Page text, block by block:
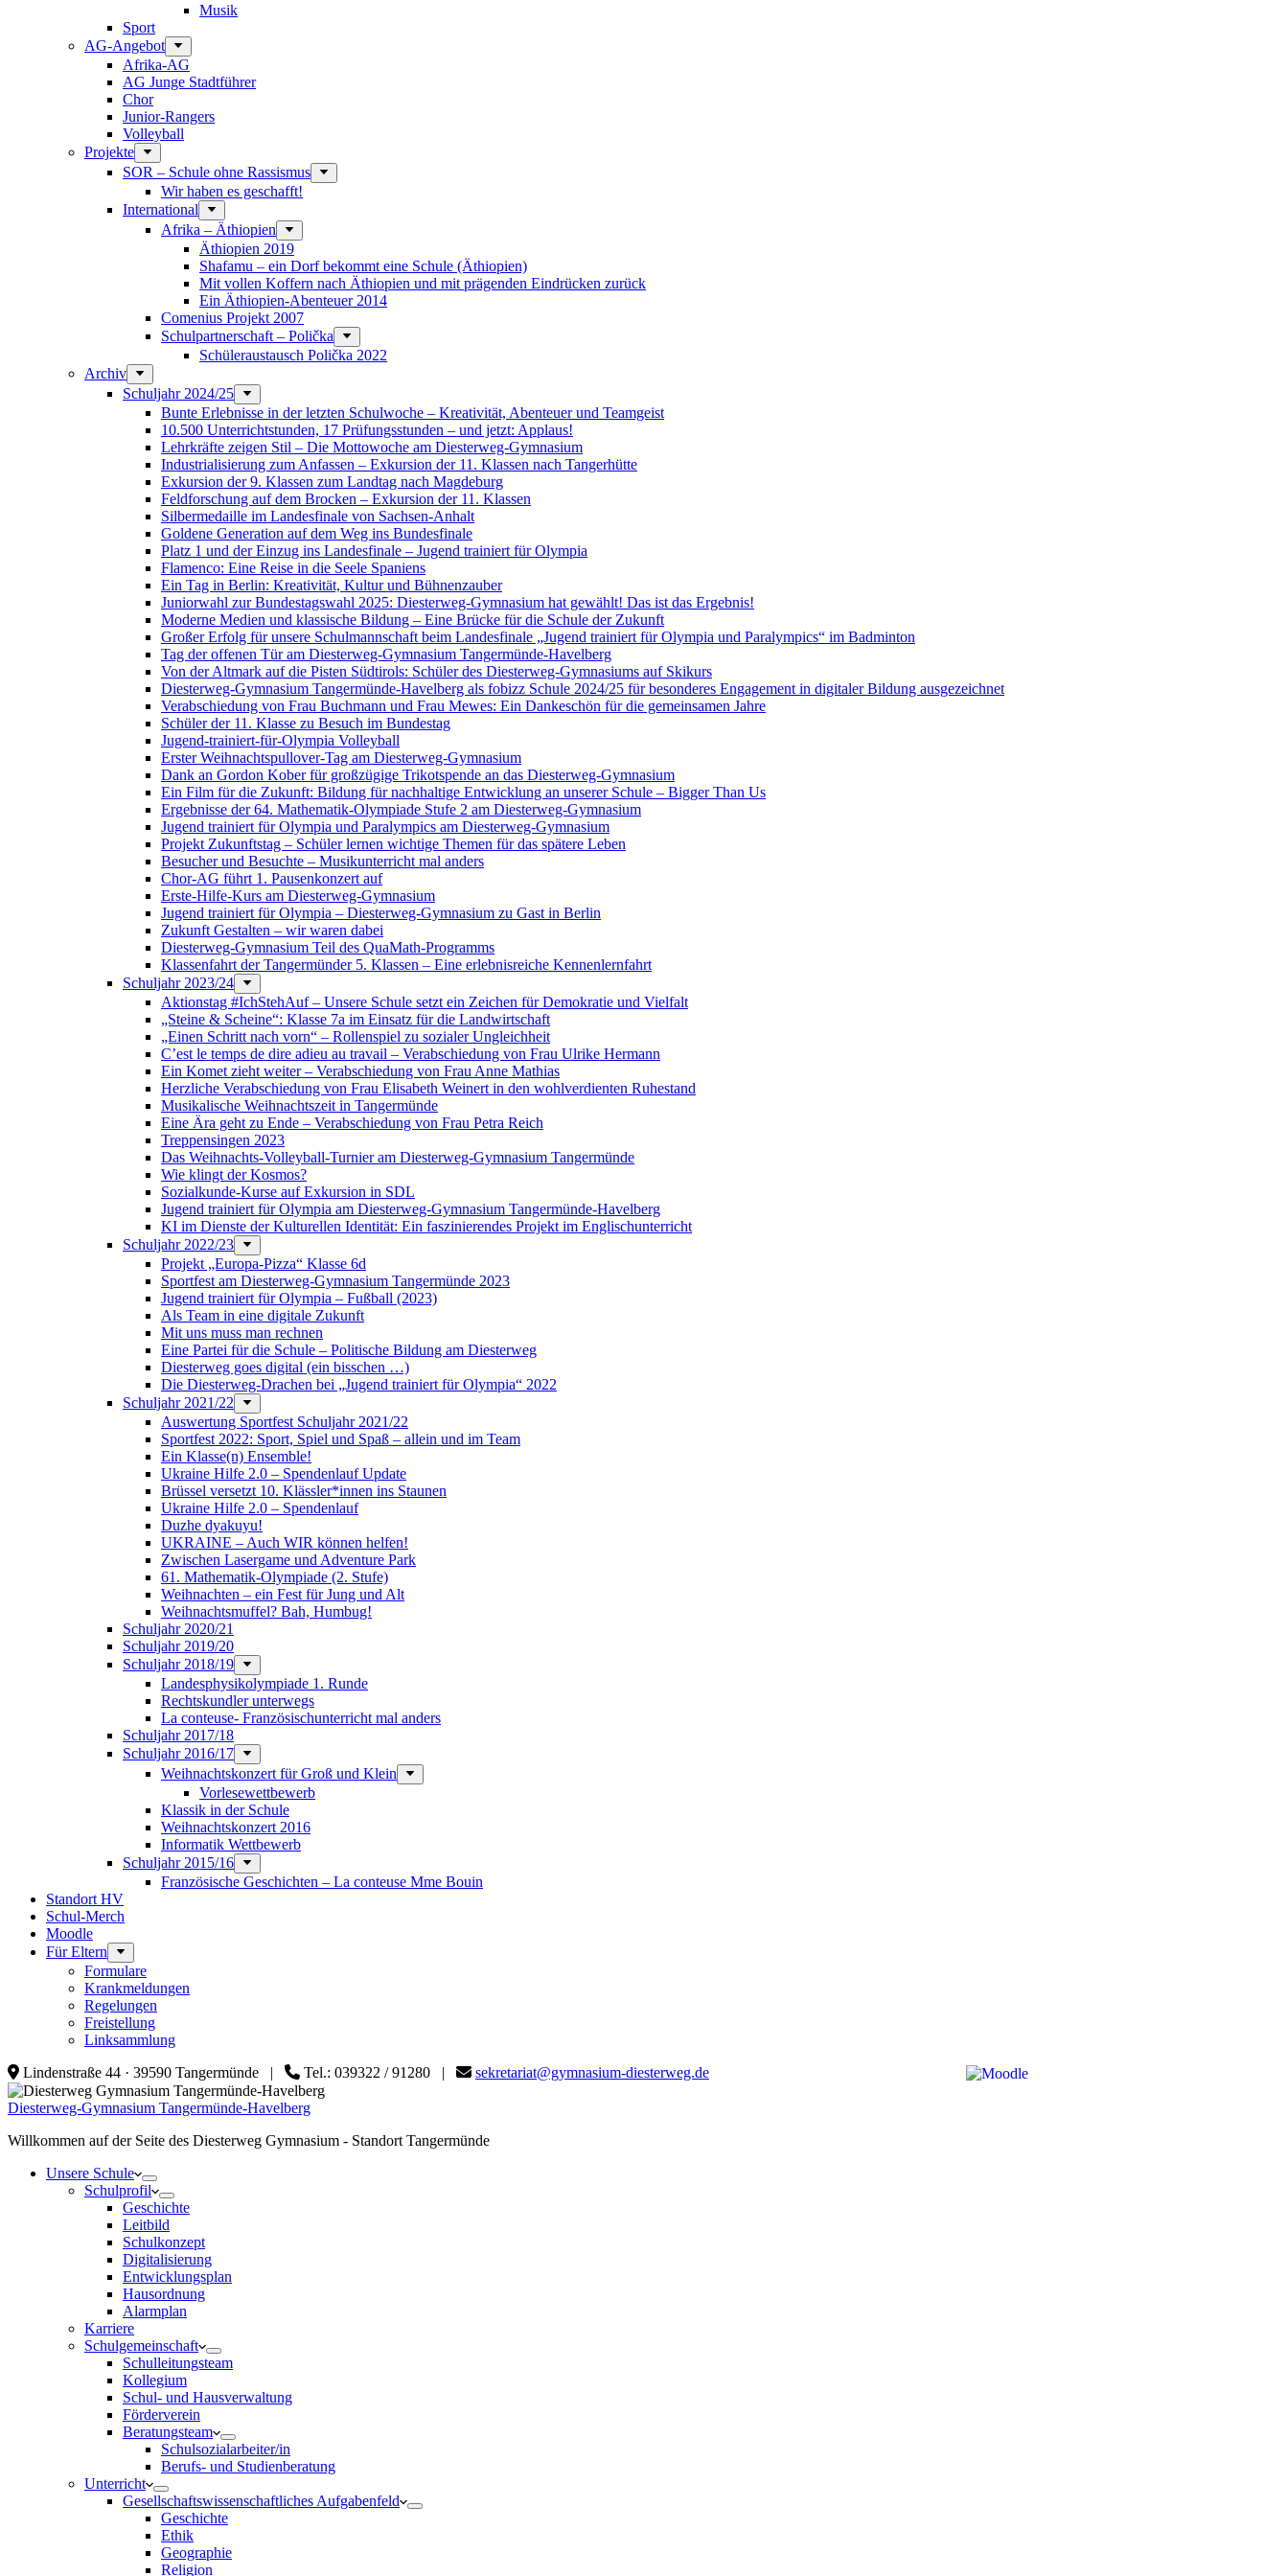
Musik
Sport
AG-Angebot
Afrika-AG
AG Junge Stadtführer
Chor
Junior-Rangers
Volleyball
Projekte
SOR – Schule ohne Rassismus
Wir haben es geschafft!
International
Afrika – Äthiopien
Äthiopien 2019
Shafamu – ein Dorf bekommt eine Schule (Äthiopien)
Mit vollen Koffern nach Äthiopien und mit prägenden Eindrücken zurück
Ein Äthiopien-Abenteuer 2014
Comenius Projekt 2007
Schulpartnerschaft – Polička
Schüleraustausch Polička 2022
Archiv
Schuljahr 2024/25
Bunte Erlebnisse in der letzten Schulwoche – Kreativität, Abenteuer und Teamgeist
10.500 Unterrichtstunden, 17 Prüfungsstunden – und jetzt: Applaus!
Lehrkräfte zeigen Stil – Die Mottowoche am Diesterweg-Gymnasium
Industrialisierung zum Anfassen – Exkursion der 11. Klassen nach Tangerhütte
Exkursion der 9. Klassen zum Landtag nach Magdeburg
Feldforschung auf dem Brocken – Exkursion der 11. Klassen
Silbermedaille im Landesfinale von Sachsen-Anhalt
Goldene Generation auf dem Weg ins Bundesfinale
Platz 1 und der Einzug ins Landesfinale – Jugend trainiert für Olympia
Flamenco: Eine Reise in die Seele Spaniens
Ein Tag in Berlin: Kreativität, Kultur und Bühnenzauber
Juniorwahl zur Bundestagswahl 2025: Diesterweg-Gymnasium hat gewählt! Das ist das Ergebnis!
Moderne Medien und klassische Bildung – Eine Brücke für die Schule der Zukunft
Großer Erfolg für unsere Schulmannschaft beim Landesfinale „Jugend trainiert für Olympia und Paralympics“ im Badminton
Tag der offenen Tür am Diesterweg-Gymnasium Tangermünde-Havelberg
Von der Altmark auf die Pisten Südtirols: Schüler des Diesterweg-Gymnasiums auf Skikurs
Diesterweg-Gymnasium Tangermünde-Havelberg als fobizz Schule 2024/25 für besonderes Engagement in digitaler Bildung ausgezeichnet
Verabschiedung von Frau Buchmann und Frau Mewes: Ein Dankeschön für die gemeinsamen Jahre
Schüler der 11. Klasse zu Besuch im Bundestag
Jugend-trainiert-für-Olympia Volleyball
Erster Weihnachtspullover-Tag am Diesterweg-Gymnasium
Dank an Gordon Kober für großzügige Trikotspende an das Diesterweg-Gymnasium
Ein Film für die Zukunft: Bildung für nachhaltige Entwicklung an unserer Schule – Bigger Than Us
Ergebnisse der 64. Mathematik-Olympiade Stufe 2 am Diesterweg-Gymnasium
Jugend trainiert für Olympia und Paralympics am Diesterweg-Gymnasium
Projekt Zukunftstag – Schüler lernen wichtige Themen für das spätere Leben
Besucher und Besuchte – Musikunterricht mal anders
Chor-AG führt 1. Pausenkonzert auf
Erste-Hilfe-Kurs am Diesterweg-Gymnasium
Jugend trainiert für Olympia – Diesterweg-Gymnasium zu Gast in Berlin
Zukunft Gestalten – wir waren dabei
Diesterweg-Gymnasium Teil des QuaMath-Programms
Klassenfahrt der Tangermünder 5. Klassen – Eine erlebnisreiche Kennenlernfahrt
Schuljahr 2023/24
Aktionstag #IchStehAuf – Unsere Schule setzt ein Zeichen für Demokratie und Vielfalt
„Steine & Scheine“: Klasse 7a im Einsatz für die Landwirtschaft
„Einen Schritt nach vorn“ – Rollenspiel zu sozialer Ungleichheit
C’est le temps de dire adieu au travail – Verabschiedung von Frau Ulrike Hermann
Ein Komet zieht weiter – Verabschiedung von Frau Anne Mathias
Herzliche Verabschiedung von Frau Elisabeth Weinert in den wohlverdienten Ruhestand
Musikalische Weihnachtszeit in Tangermünde
Eine Ära geht zu Ende – Verabschiedung von Frau Petra Reich
Treppensingen 2023
Das Weihnachts-Volleyball-Turnier am Diesterweg-Gymnasium Tangermünde
Wie klingt der Kosmos?
Sozialkunde-Kurse auf Exkursion in SDL
Jugend trainiert für Olympia am Diesterweg-Gymnasium Tangermünde-Havelberg
KI im Dienste der Kulturellen Identität: Ein faszinierendes Projekt im Englischunterricht
Schuljahr 2022/23
Projekt „Europa-Pizza“ Klasse 6d
Sportfest am Diesterweg-Gymnasium Tangermünde 2023
Jugend trainiert für Olympia – Fußball (2023)
Als Team in eine digitale Zukunft
Mit uns muss man rechnen
Eine Partei für die Schule – Politische Bildung am Diesterweg
Diesterweg goes digital (ein bisschen …)
Die Diesterweg-Drachen bei „Jugend trainiert für Olympia“ 2022
Schuljahr 2021/22
Auswertung Sportfest Schuljahr 2021/22
Sportfest 2022: Sport, Spiel und Spaß – allein und im Team
Ein Klasse(n) Ensemble!
Ukraine Hilfe 2.0 – Spendenlauf Update
Brüssel versetzt 10. Klässler*innen ins Staunen
Ukraine Hilfe 2.0 – Spendenlauf
Duzhe dyakuyu!
UKRAINE – Auch WIR können helfen!
Zwischen Lasergame und Adventure Park
61. Mathematik-Olympiade (2. Stufe)
Weihnachten – ein Fest für Jung und Alt
Weihnachtsmuffel? Bah, Humbug!
Schuljahr 2020/21
Schuljahr 2019/20
Schuljahr 2018/19
Landesphysikolympiade 1. Runde
Rechtskundler unterwegs
La conteuse- Französischunterricht mal anders
Schuljahr 2017/18
Schuljahr 2016/17
Weihnachtskonzert für Groß und Klein
Vorlesewettbewerb
Klassik in der Schule
Weihnachtskonzert 2016
Informatik Wettbewerb
Schuljahr 2015/16
Französische Geschichten – La conteuse Mme Bouin
Standort HV
Schul-Merch
Moodle
Für Eltern
Formulare
Krankmeldungen
Regelungen
Freistellung
Linksammlung
Lindenstraße 44 · 39590 Tangermünde |
Tel.: 039322 / 91280 | sekretariat@gymnasium-diesterweg.de
Diesterweg-Gymnasium Tangermünde-Havelberg
Willkommen auf der Seite des Diesterweg Gymnasium - Standort Tangermünde
Unsere Schule
Schulprofil
Geschichte
Leitbild
Schulkonzept
Digitalisierung
Entwicklungsplan
Hausordnung
Alarmplan
Karriere
Schulgemeinschaft
Schulleitungsteam
Kollegium
Schul- und Hausverwaltung
Förderverein
Beratungsteam
Schulsozialarbeiter/in
Berufs- und Studienberatung
Unterricht
Gesellschaftswissenschaftliches Aufgabenfeld
Geschichte
Ethik
Geographie
Religion